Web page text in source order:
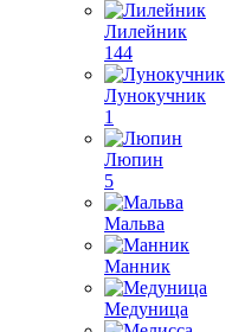
Лилейник
144
Лунокучник
1
Люпин
5
Мальва
Манник
Медуница